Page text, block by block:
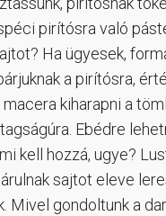
pirítósra való
Ha ügyesek,
a pirítósra,
kiharapni a
Ebédre
kell hozzá, ugye?
sajtot eleve
Mivel gondoltunk a